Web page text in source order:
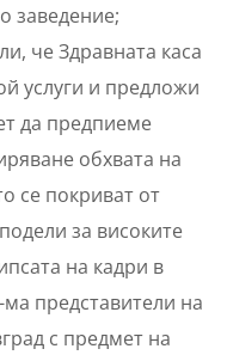
заведение;
че Здравната каса
услуги и предложи
да предпиеме
обхвата на
се покриват от
за високите
на кадри в
представители на
с предмет на